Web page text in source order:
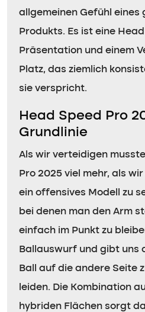
allgemeinen Gefühl
Produkts. Es ist eine
Präsentation und einem
Platz, das ziemlich
sie verspricht.
Head Speed Pro
Grundlinie
Als wir verteidigen
Pro 2025 viel mehr, als
ein offensives Modell zu
bei denen man den Arm
einfach im Punkt zu
Ballauswurf und gibt uns
Ball auf die andere Seite
leiden. Die Kombination
hybriden Flächen sorgt